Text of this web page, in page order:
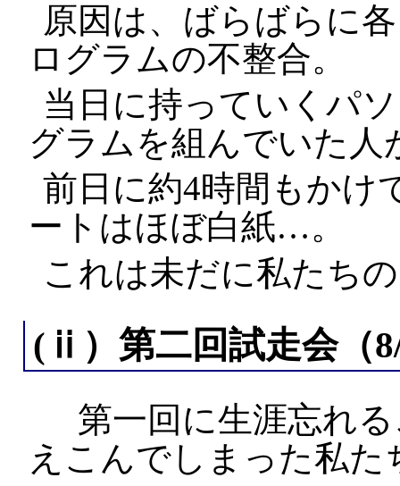
原因は、ばらばらに
ログラムの不整合。
当日に持っていくパ
グラムを組んでいた人
前日に約4時間もかけ
ートはほぼ白紙…。
これは未だに私たちの
(ⅱ）第二回試走会（
第一回に生涯忘れ
えこんでしまった私た